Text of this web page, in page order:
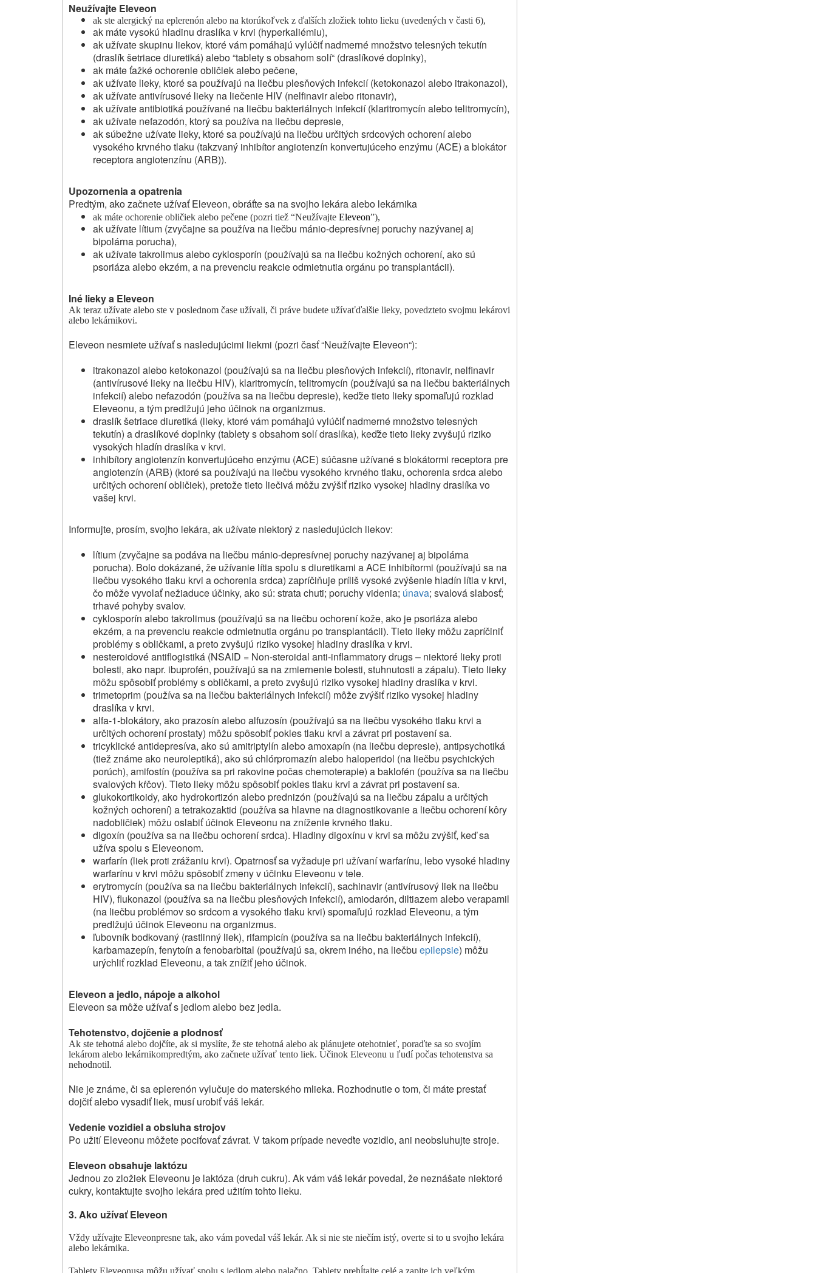
Neužívajte Eleveon
ak ste alergický na eplerenón alebo na ktorúkoľvek z ďalších zložiek tohto lieku (uvedených v časti 6),
ak máte vysokú hladinu draslíka v krvi (hyperkaliémiu),
ak užívate skupinu liekov, ktoré vám pomáhajú vylúčiť nadmerné množstvo telesných tekutín
(draslík šetriace diuretiká) alebo “tablety s obsahom solí“ (draslíkové doplnky),
ak máte ťažké ochorenie obličiek alebo pečene,
ak užívate lieky, ktoré sa používajú na liečbu plesňových infekcií (ketokonazol alebo itrakonazol),
ak užívate antivírusové lieky na liečenie HIV (nelfinavir alebo ritonavir),
ak užívate antibiotiká používané na liečbu bakteriálnych infekcií (klaritromycín alebo telitromycín),
ak užívate nefazodón, ktorý sa používa na liečbu depresie,
ak súbežne užívate lieky, ktoré sa používajú na liečbu určitých srdcových ochorení alebo
vysokého krvného tlaku (takzvaný inhibítor angiotenzín konvertujúceho enzýmu (ACE) a blokátor
receptora angiotenzínu (ARB)).
Upozornenia a opatrenia
Predtým, ako začnete užívať Eleveon, obráťte sa na svojho lekára alebo lekárnika
ak máte ochorenie obličiek alebo pečene (pozri tiež “Neužívajte Eleveon”),
ak užívate lítium (zvyčajne sa používa na liečbu mánio-depresívnej poruchy nazývanej aj
bipolárna porucha),
ak užívate takrolimus alebo cyklosporín (používajú sa na liečbu kožných ochorení, ako sú
psoriáza alebo ekzém, a na prevenciu reakcie odmietnutia orgánu po transplantácii).
Iné lieky a Eleveon
Ak teraz užívate alebo ste v poslednom čase užívali, či práve budete užívaťďalšie lieky, povedzteto svojmu lekárovi
alebo lekárnikovi.
Eleveon nesmiete užívať s nasledujúcimi liekmi (pozri časť “Neužívajte Eleveon“):
itrakonazol alebo ketokonazol (používajú sa na liečbu plesňových infekcií), ritonavir, nelfinavir
(antivírusové lieky na liečbu HIV), klaritromycín, telitromycín (používajú sa na liečbu bakteriálnych
infekcií) alebo nefazodón (používa sa na liečbu depresie), keďže tieto lieky spomaľujú rozklad
Eleveonu, a tým predlžujú jeho účinok na organizmus.
draslík šetriace diuretiká (lieky, ktoré vám pomáhajú vylúčiť nadmerné množstvo telesných
tekutín) a draslíkové doplnky (tablety s obsahom solí draslíka), keďže tieto lieky zvyšujú riziko
vysokých hladín draslíka v krvi.
inhibítory angiotenzín konvertujúceho enzýmu (ACE) súčasne užívané s blokátormi receptora pre
angiotenzín (ARB) (ktoré sa používajú na liečbu vysokého krvného tlaku, ochorenia srdca alebo
určitých ochorení obličiek), pretože tieto liečivá môžu zvýšiť riziko vysokej hladiny draslíka vo
vašej krvi.
Informujte, prosím, svojho lekára, ak užívate niektorý z nasledujúcich liekov:
lítium (zvyčajne sa podáva na liečbu mánio‑depresívnej poruchy nazývanej aj bipolárna
porucha). Bolo dokázané, že užívanie lítia spolu s diuretikami a ACE inhibítormi (používajú sa na
liečbu vysokého tlaku krvi a ochorenia srdca) zapríčiňuje príliš vysoké zvýšenie hladín lítia v krvi,
čo môže vyvolať nežiaduce účinky, ako sú: strata chuti; poruchy videnia; únava; svalová slabosť;
trhavé pohyby svalov.
cyklosporín alebo takrolimus (používajú sa na liečbu ochorení kože, ako je psoriáza alebo
ekzém, a na prevenciu reakcie odmietnutia orgánu po transplantácii). Tieto lieky môžu zapríčiniť
problémy s obličkami, a preto zvyšujú riziko vysokej hladiny draslíka v krvi.
nesteroidové antiflogistiká (NSAID = Non‑steroidal anti‑inflammatory drugs – niektoré lieky proti
bolesti, ako napr. ibuprofén, používajú sa na zmiernenie bolesti, stuhnutosti a zápalu). Tieto lieky
môžu spôsobiť problémy s obličkami, a preto zvyšujú riziko vysokej hladiny draslíka v krvi.
trimetoprim (používa sa na liečbu bakteriálnych infekcií) môže zvýšiť riziko vysokej hladiny
draslíka v krvi.
alfa‑1‑blokátory, ako prazosín alebo alfuzosín (používajú sa na liečbu vysokého tlaku krvi a
určitých ochorení prostaty) môžu spôsobiť pokles tlaku krvi a závrat pri postavení sa.
tricyklické antidepresíva, ako sú amitriptylín alebo amoxapín (na liečbu depresie), antipsychotiká
(tiež známe ako neuroleptiká), ako sú chlórpromazín alebo haloperidol (na liečbu psychických
porúch), amifostín (používa sa pri rakovine počas chemoterapie) a baklofén (používa sa na liečbu
svalových kŕčov). Tieto lieky môžu spôsobiť pokles tlaku krvi a závrat pri postavení sa.
glukokortikoidy, ako hydrokortizón alebo prednizón (používajú sa na liečbu zápalu a určitých
kožných ochorení) a tetrakozaktid (používa sa hlavne na diagnostikovanie a liečbu ochorení kôry
nadobličiek) môžu oslabiť účinok Eleveonu na zníženie krvného tlaku.
digoxín (používa sa na liečbu ochorení srdca). Hladiny digoxínu v krvi sa môžu zvýšiť, keď sa
užíva spolu s Eleveonom.
warfarín (liek proti zrážaniu krvi). Opatrnosť sa vyžaduje pri užívaní warfarínu, lebo vysoké hladiny
warfarínu v krvi môžu spôsobiť zmeny v účinku Eleveonu v tele.
erytromycín (používa sa na liečbu bakteriálnych infekcií), sachinavir (antivírusový liek na liečbu
HIV), flukonazol (používa sa na liečbu plesňových infekcií), amiodarón, diltiazem alebo verapamil
(na liečbu problémov so srdcom a vysokého tlaku krvi) spomaľujú rozklad Eleveonu, a tým
predlžujú účinok Eleveonu na organizmus.
ľubovník bodkovaný (rastlinný liek), rifampicín (používa sa na liečbu bakteriálnych infekcií),
karbamazepín, fenytoín a fenobarbital (používajú sa, okrem iného, na liečbu epilepsie) môžu
urýchliť rozklad Eleveonu, a tak znížiť jeho účinok.
Eleveon a jedlo, nápoje a alkohol
Eleveon sa môže užívať s jedlom alebo bez jedla.
Tehotenstvo, dojčenie a plodnosť
Ak ste tehotná alebo dojčíte, ak si myslíte, že ste tehotná alebo ak plánujete otehotnieť, poraďte sa so svojím
lekárom alebo lekárnikompredtým, ako začnete užívať tento liek. Účinok Eleveonu u ľudí počas tehotenstva sa
nehodnotil.
Nie je známe, či sa eplerenón vylučuje do materského mlieka. Rozhodnutie o tom, či máte prestať
dojčiť alebo vysadiť liek, musí urobiť váš lekár.
Vedenie vozidiel a obsluha strojov
Po užití Eleveonu môžete pociťovať závrat. V takom prípade neveďte vozidlo, ani neobsluhujte stroje.
Eleveon obsahuje laktózu
Jednou zo zložiek Eleveonu je laktóza (druh cukru). Ak vám váš lekár povedal, že neznášate niektoré
cukry, kontaktujte svojho lekára pred užitím tohto lieku.
3.Ako užívať Eleveon
Vždy užívajte Eleveonpresne tak, ako vám povedal váš lekár. Ak si nie ste niečím istý, overte si to u svojho lekára
alebo lekárnika.
Tablety Eleveonusa môžu užívať spolu s jedlom alebo nalačno. Tablety prehĺtajte celé a zapite ich veľkým